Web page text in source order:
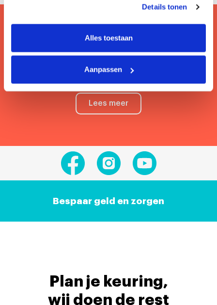
Details tonen
Alles toestaan
Aanpassen
gebruikers.
Lees meer
Bespaar geld en zorgen
Plan je keuring,
wij doen de rest